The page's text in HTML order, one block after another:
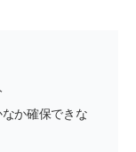
か確保できな